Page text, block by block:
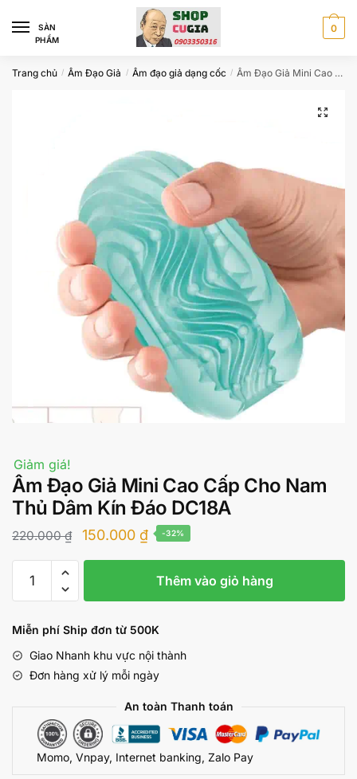
navigation
content
SÀN
PHẨM
0
Trang chủ / Âm Đạo Giả / Âm đạo giả dạng cốc / Âm Đạo Giả Mini Cao Cấp Cho Nam Thủ Dâm Kín Đáo DC18A
Giảm giá!
Âm Đạo Giả Mini Cao Cấp Cho Nam
Thủ Dâm Kín Đáo DC18A
220.000₫
Giá
gốc
220.000 ₫.
150.000 ₫Giá
hiện
tại
là:
150.000 ₫.
-32%
Đạo
Mini
Cấp
Cho
Thêm vào giỏ hàng
Miễn phí Ship đơn từ 500K
Giao Nhanh khu vực nội thành
Đơn hàng xử lý mỗi ngày
An toàn Thanh toán
Momo, Vnpay, Internet banking, Zalo Pay